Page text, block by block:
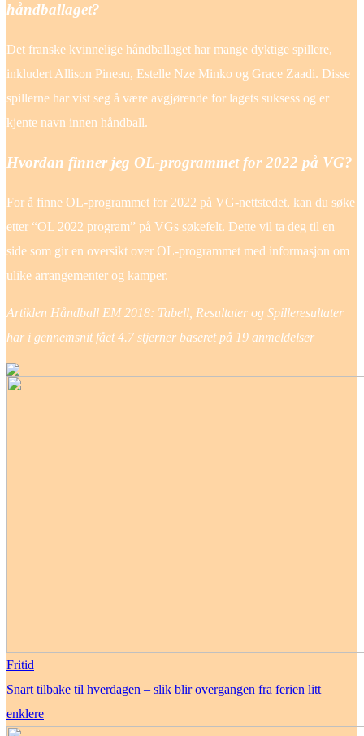
håndballaget?
Det franske kvinnelige håndballaget har mange dyktige spillere,
inkludert Allison Pineau, Estelle Nze Minko og Grace Zaadi. Disse
spillerne har vist seg å være avgjørende for lagets suksess og er
kjente navn innen håndball.
Hvordan finner jeg OL-programmet for 2022 på VG?
For å finne OL-programmet for 2022 på VG-nettstedet, kan du søke
etter “OL 2022 program” på VGs søkefelt. Dette vil ta deg til en
side som gir en oversikt over OL-programmet med informasjon om
ulike arrangementer og kamper.
Artiklen Håndball EM 2018: Tabell, Resultater og Spilleresultater
har i gennemsnit fået4.7stjerner baseret på 19 anmeldelser
Fritid
Snart tilbake til hverdagen – slik blir overgangen fra ferien litt
enklere